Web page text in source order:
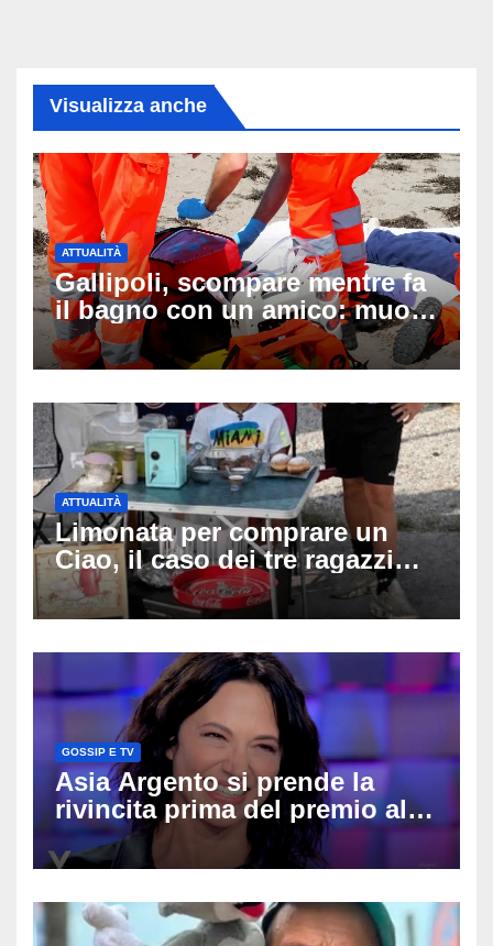
Visualizza anche
ATTUALITÀ
Gallipoli, scompare mentre fa
il bagno con un amico: muore
a 19 anni dopo 45 minuti di
disperati tentativi di
ATTUALITÀ
Limonata per comprare un
Ciao, il caso dei tre ragazzi
divide l’Italia: Fedriga li invita
in Regione, Vannacci li
GOSSIP E TV
Asia Argento si prende la
rivincita prima del premio alla
carriera: «Mi chiamano
raccomandata e cagna»